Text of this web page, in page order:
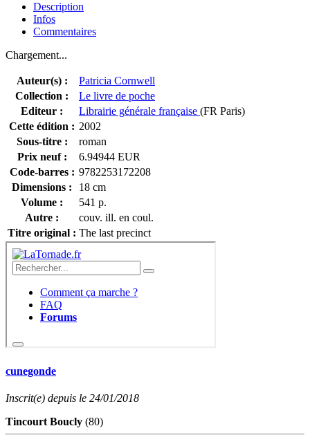
Description
Infos
Commentaires
Chargement...
Auteur(s) :
Patricia Cornwell
Collection :
Le livre de poche
Editeur :
Librairie générale française (FR Paris)
Cette édition : 2002
Sous-titre :
roman
Prix neuf :
6.94944 EUR
Code-barres : 9782253172208
Dimensions :
18 cm
Volume :
541 p.
Autre :
couv. ill. en coul.
Titre original : The last precinct
cunegonde
Inscrit(e) depuis le 24/01/2018
Tincourt Boucly (80)